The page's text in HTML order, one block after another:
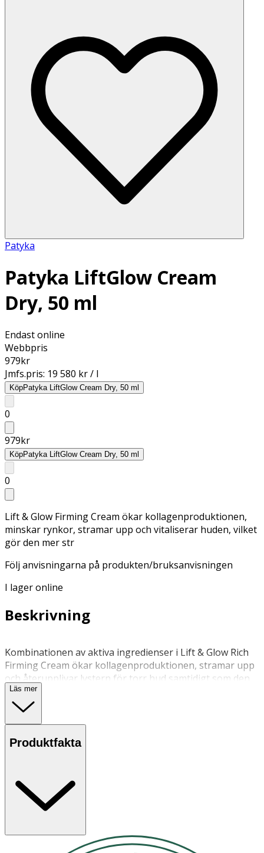
Patyka
Patyka LiftGlow Cream
Dry, 50 ml
Endast online
Webbpris
979kr
Jmfs.pris: 19 580 kr / l
KöpPatyka LiftGlow Cream Dry, 50 ml
0
979kr
KöpPatyka LiftGlow Cream Dry, 50 ml
0
Lift & Glow Firming Cream ökar kollagenproduktionen,
minskar rynkor, stramar upp och vitaliserar huden, vilket
gör den mer str
Följ anvisningarna på produkten/bruksanvisningen
I lager online
Beskrivning
Kombinationen av aktiva ingredienser i Lift & Glow Rich
Firming Cream ökar kollagenproduktionen, stramar upp
och återupplivar lystern för torr hud samtidigt som den
ger den intensiv näring. Krämen är berikad med
ekologiska maskrosor och Engelhardia och skyddar
certifierad Ecocert/COSMOS Organic.
Förvaras i tumstemperatur, ej i direkt solljus
Ja
Läs mer
Produktfakta